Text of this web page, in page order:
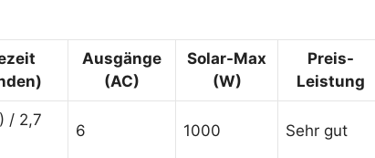
Ausgänge
(AC)
Solar-Max
(W)
Preis-
Leistung
/ 2,7
6 1000 Sehr gut